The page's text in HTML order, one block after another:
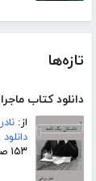
تازه‌ها
دانلود کتاب
از:
۱۵۳ صفحه